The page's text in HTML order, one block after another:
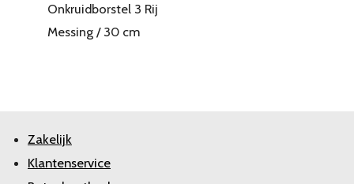
Onkruidborstel 3 Rij
Messing / 30 cm
Zakelijk
Klantenservice